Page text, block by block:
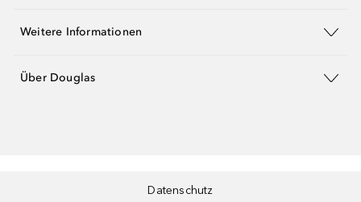
Weitere Informationen
Über Douglas
Datenschutz